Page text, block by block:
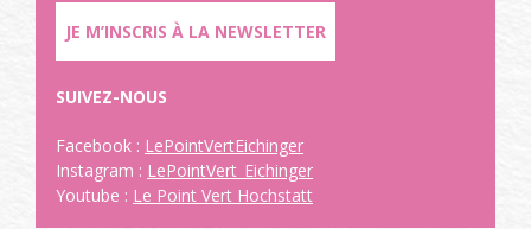
JE M’INSCRIS À LA NEWSLETTER
SUIVEZ-NOUS
Facebook : LePointVertEichinger
Instagram : LePointVert_Eichinger
Youtube : Le Point Vert Hochstatt